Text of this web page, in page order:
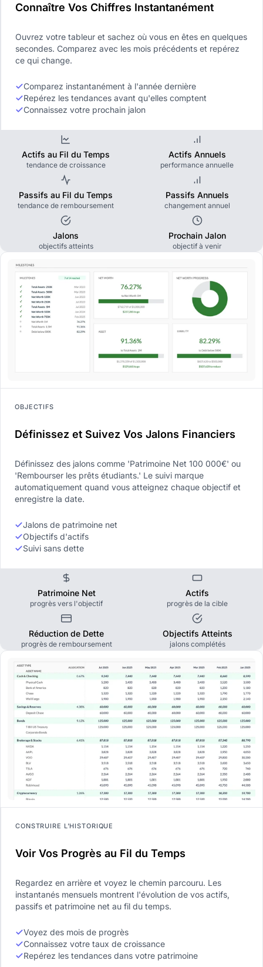
Connaître Vos Chiffres Instantanément
Ouvrez votre tableur et sachez où vous en êtes en quelques
secondes. Comparez avec les mois précédents et repérez
ce qui change.
Comparez instantanément à l'année dernière
Repérez les tendances avant qu'elles comptent
Connaissez votre prochain jalon
Actifs au Fil du Temps
tendance de croissance
Actifs Annuels
performance annuelle
Passifs au Fil du Temps
tendance de remboursement
Passifs Annuels
changement annuel
Jalons
objectifs atteints
Prochain Jalon
objectif à venir
OBJECTIFS
Définissez et Suivez Vos Jalons Financiers
Définissez des jalons comme 'Patrimoine Net 100 000€' ou
'Rembourser les prêts étudiants.' Le suivi marque
automatiquement quand vous atteignez chaque objectif et
enregistre la date.
Jalons de patrimoine net
Objectifs d'actifs
Suivi sans dette
Patrimoine Net
progrès vers l'objectif
Actifs
progrès de la cible
Réduction de Dette
progrès de remboursement
Objectifs Atteints
jalons complétés
CONSTRUIRE L'HISTORIQUE
Voir Vos Progrès au Fil du Temps
Regardez en arrière et voyez le chemin parcouru. Les
instantanés mensuels montrent l'évolution de vos actifs,
passifs et patrimoine net au fil du temps.
Voyez des mois de progrès
Connaissez votre taux de croissance
Repérez les tendances dans votre patrimoine